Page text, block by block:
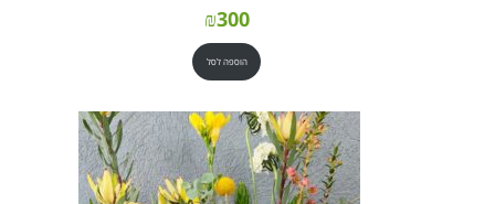
₪300
הוספה לסל